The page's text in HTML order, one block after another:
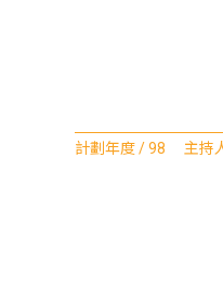
計劃年度 / 98 主